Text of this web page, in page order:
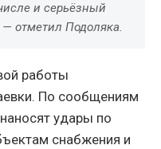
и серьёзный
— отметил Подоляка.
работы
По сообщениям
удары по
снабжения и